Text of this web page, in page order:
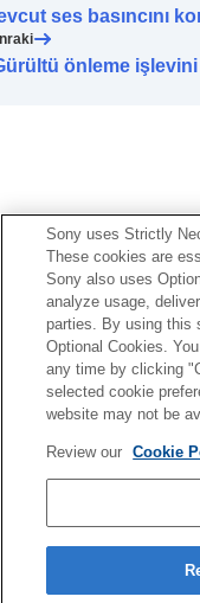
(Ekolayzır)
(
Modu )
Bağlantı
DSEE
aralık
DSEE HX
telafisi)
DSEE
telafisi)
Takma
etme (
[Sistem]
[Hizmetler]
ses basıncını
önleme
Dil Seçimi Sayfası
4-730-255-16(1)
Sony uses Strictly
These cookies are
Sony also uses
analyze usage,
parties. By using this
Optional Cookies.
any time by clicking
selected cookie
website may not be
Review our Cookie